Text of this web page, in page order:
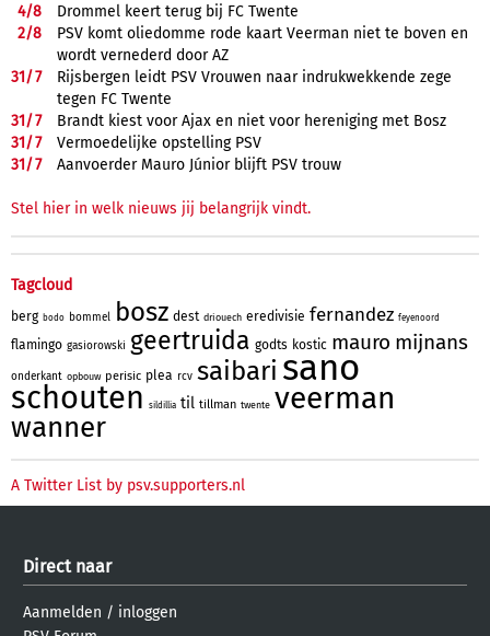
4/8
Drommel keert terug bij FC Twente
2/8
PSV komt oliedomme rode kaart Veerman niet te boven en
wordt vernederd door AZ
31/7
Rijsbergen leidt PSV Vrouwen naar indrukwekkende zege
tegen FC Twente
31/7
Brandt kiest voor Ajax en niet voor hereniging met Bosz
31/7
Vermoedelijke opstelling PSV
31/7 Aanvoerder Mauro Júnior blijft PSV trouw
Stel hier in welk nieuws jij belangrijk vindt.
Tagcloud
berg bodo bommel bosz dest driouech eredivisie fernandez feyenoord
flamingo gasiorowski geertruida godts kostic mauro mijnans
onderkant opbouw perisic plea rcv saibari sano
schouten sildillia til tillman twente veerman
wanner
A Twitter List by psv.supporters.nl
Direct naar
Aanmelden / inloggen